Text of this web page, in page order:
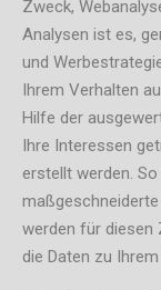
Zweck,
Analysen ist es,
und
Ihrem Verhalten
Hilfe der
Ihre Interessen
erstellt werden.
werden für diesen
die Daten zu